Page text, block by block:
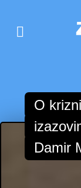
O
Damir